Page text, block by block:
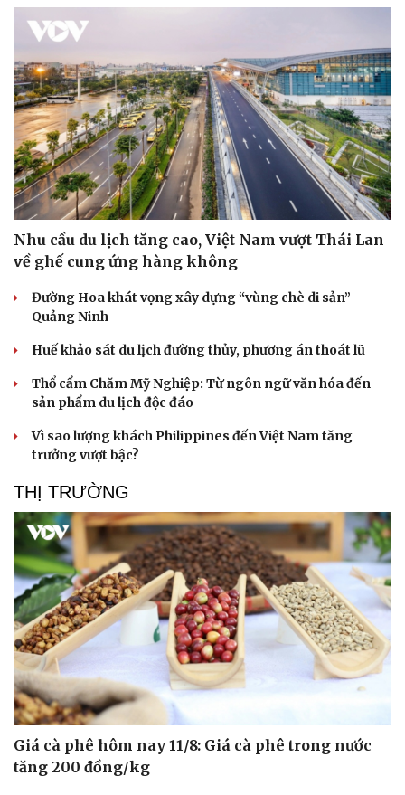
Văn hóa
Sân khấu - Điện ảnh
Văn học
Âm nhạc
Nghệ sĩ
Thời trang
Nhu cầu du lịch tăng cao, Việt Nam vượt Thái Lan
về ghế cung ứng hàng không
Đường Hoa khát vọng xây dựng “vùng chè di sản”
Quảng Ninh
Huế khảo sát du lịch đường thủy, phương án thoát lũ
Thổ cẩm Chăm Mỹ Nghiệp: Từ ngôn ngữ văn hóa đến
sản phẩm du lịch độc đáo
Vì sao lượng khách Philippines đến Việt Nam tăng
trưởng vượt bậc?
THỊ TRƯỜNG
Giá cà phê hôm nay 11/8: Giá cà phê trong nước
tăng 200 đồng/kg